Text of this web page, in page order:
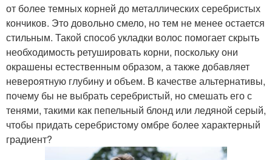
от более темных корней до металлических серебристых
кончиков. Это довольно смело, но тем не менее остается
стильным. Такой способ укладки волос помогает скрыть
необходимость ретушировать корни, поскольку они
окрашены естественным образом, а также добавляет
невероятную глубину и объем. В качестве альтернативы,
почему бы не выбрать серебристый, но смешать его с
тенями, такими как пепельный блонд или ледяной серый,
чтобы придать серебристому омбре более характерный
градиент?